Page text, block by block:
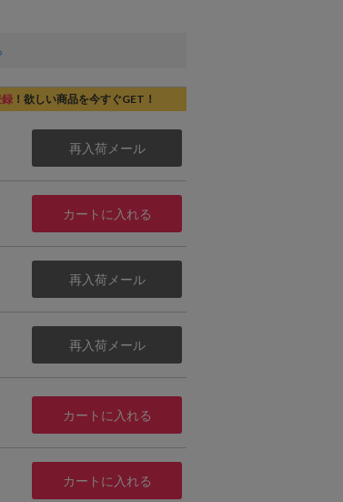
！欲しい商品を今すぐGET！
再入荷メール
カートに入れる
再入荷メール
再入荷メール
カートに入れる
カートに入れる